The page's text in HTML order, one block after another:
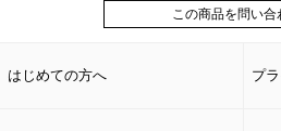
この商品を問い合
はじめての方へ プ